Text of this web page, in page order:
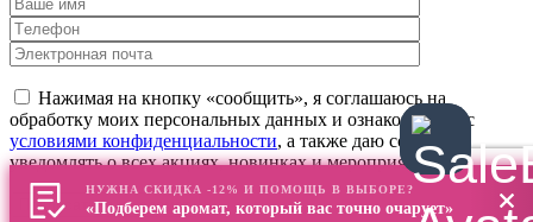
Нажимая на кнопку «сообщить», я соглашаюсь на
обработку моих персональных данных и ознакомлен(а) с
условиями конфиденциальности, а также даю согласие
уведомлять о всех акциях, новинках и мероприятиях
НУЖНА СКИДКА -12% И ПОМОЩЬ В ВЫБОРЕ?
«Подберем аромат, который вас точно очарует»